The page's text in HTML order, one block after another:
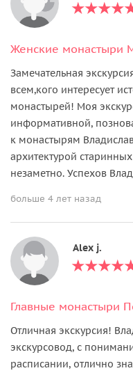
Женские монастыри
Замечательная
всем,кого интересует
монастырей! Моя
информативной,
к монастырям
архитектурой
незаметно. Успехов
больше 4 лет назад
Alex j.
Главные монастыри
Отличная экскурсия!
экскурсовод, с
расписании, отлично